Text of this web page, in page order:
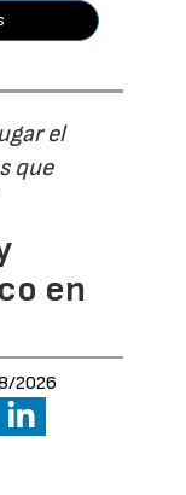
el
que
en
2026